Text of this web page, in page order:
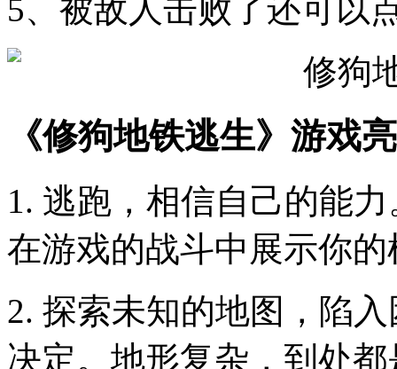
5、被敌人击败了还可以
《修狗地铁逃生》游戏
1. 逃跑，相信自己的能
在游戏的战斗中展示你
2. 探索未知的地图，陷
决定。地形复杂，到处